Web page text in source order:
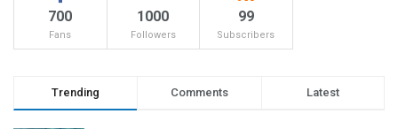
700
Fans
1000
Followers
99
Subscribers
Trending Comments Latest